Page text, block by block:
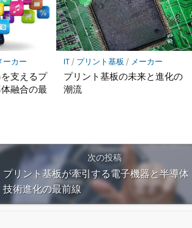
ーカー
支えるプ
融合の最
IT/ プリント基板/ メーカー
プリント基板の未来と進化の
潮流
次の投稿
プリント基板が牽引する電子機器と半導体
技術進化の最前線